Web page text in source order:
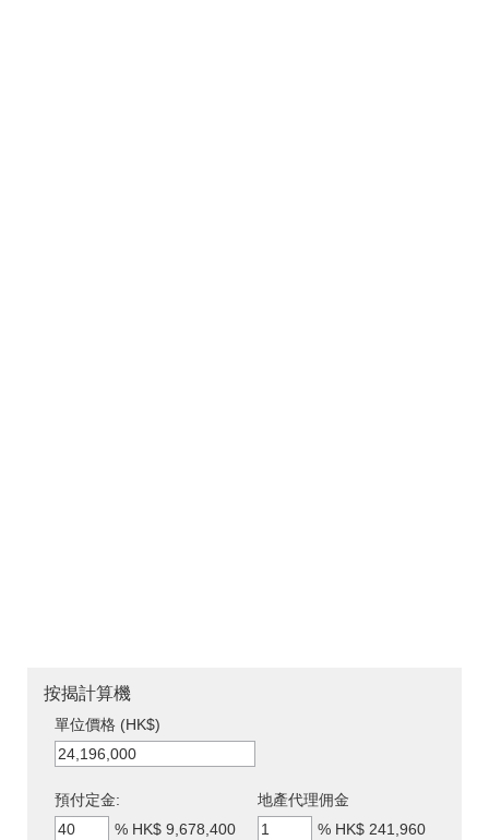
按揭計算機
單位價格 (HK$)
預付定金:
% HK$ 9,678,400
地產代理佣金
% HK$ 241,960